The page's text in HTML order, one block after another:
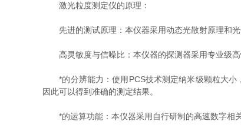
激光粒度测定仪的原理：
先进的测试原理：本仪器采用动态光散射原理和光
高灵敏度与信噪比：本仪器的探测器采用专业级高
*的分辨能力：使用PCS技术测定纳米级颗粒大小
因此可以得到准确的测定结果。
*的运算功能：本仪器采用自行研制的高速数字相关